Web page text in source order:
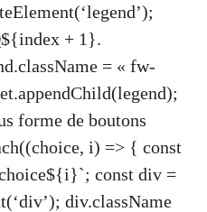
+ 1}.
= « fw-
forme de boutons
i) => { const
const div =
div.className